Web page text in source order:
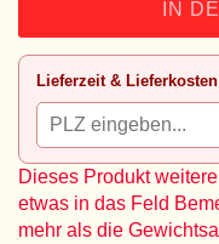
IN
Lieferzeit &
Dieses Produkt
etwas in das Feld
mehr als die